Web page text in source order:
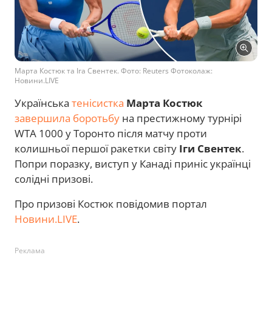
Марта Костюк та Іга Свентек. Фото: Reuters Фотоколаж:
Новини.LIVE
Українська тенісистка Марта Костюк
завершила боротьбу на престижному турнірі
WTA 1000 у Торонто після матчу проти
колишньої першої ракетки світу Іги Свентек.
Попри поразку, виступ у Канаді приніс українці
солідні призові.
Про призові Костюк повідомив портал
Новини.LIVE.
Реклама